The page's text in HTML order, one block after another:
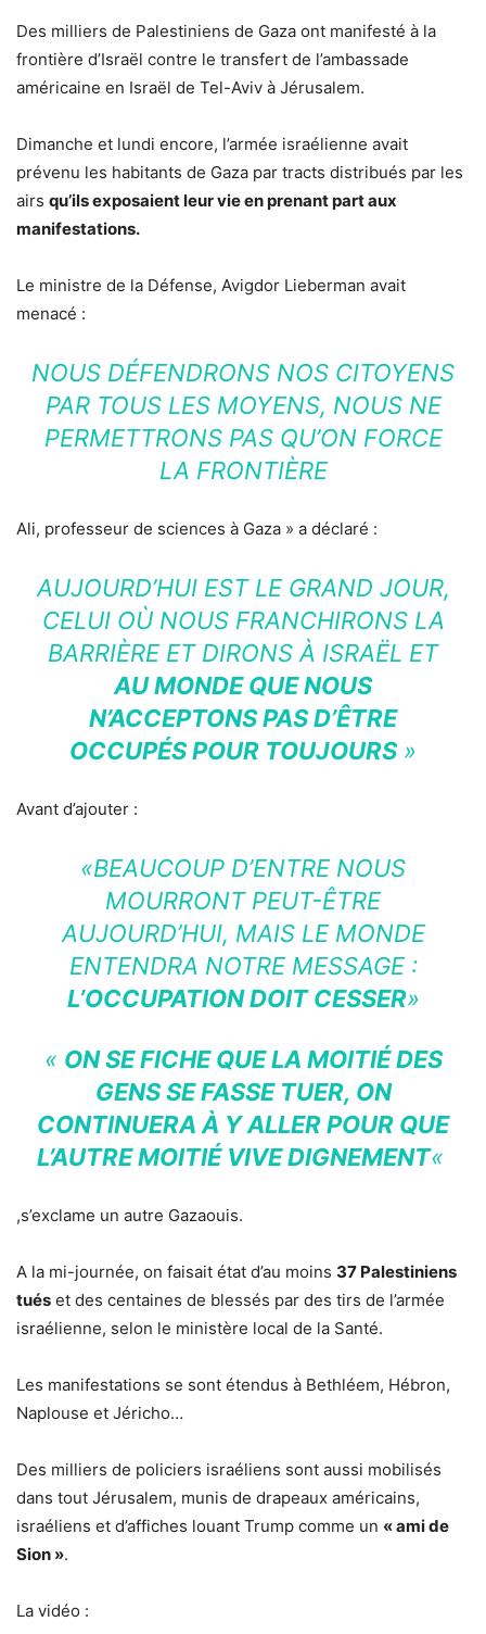
Des milliers de Palestiniens de Gaza ont manifesté à la
frontière d’Israël contre le transfert de l’ambassade
américaine en Israël de Tel-Aviv à Jérusalem.
Dimanche et lundi encore, l’armée israélienne avait
prévenu les habitants de Gaza par tracts distribués par les
airs qu’ils exposaient leur vie en prenant part aux
manifestations.
Le ministre de la Défense, Avigdor Lieberman avait
menacé :
NOUS DÉFENDRONS NOS CITOYENS
PAR TOUS LES MOYENS, NOUS NE
PERMETTRONS PAS QU’ON FORCE
LA FRONTIÈRE
Ali, professeur de sciences à Gaza » a déclaré :
AUJOURD’HUI EST LE GRAND JOUR,
CELUI OÙ NOUS FRANCHIRONS LA
BARRIÈRE ET DIRONS À ISRAËL ET
AU MONDE QUE NOUS
N’ACCEPTONS PAS D’ÊTRE
OCCUPÉS POUR TOUJOURS»
Avant d’ajouter :
«BEAUCOUP D’ENTRE NOUS
MOURRONT PEUT-ÊTRE
AUJOURD’HUI, MAIS LE MONDE
ENTENDRA NOTRE MESSAGE :
L’OCCUPATION DOIT CESSER»
« ON SE FICHE QUE LA MOITIÉ DES
GENS SE FASSE TUER, ON
CONTINUERA À Y ALLER POUR QUE
L’AUTRE MOITIÉ VIVE DIGNEMENT«
,s’exclame un autre Gazaouis.
A la mi-journée, on faisait état d’au moins 37 Palestiniens
tués et des centaines de blessés par des tirs de l’armée
israélienne, selon le ministère local de la Santé.
Les manifestations se sont étendus à Bethléem, Hébron,
Naplouse et Jéricho…
Des milliers de policiers israéliens sont aussi mobilisés
dans tout Jérusalem, munis de drapeaux américains,
israéliens et d’affiches louant Trump comme un « ami de
Sion ».
La vidéo :